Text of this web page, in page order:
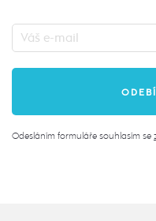
Odesláním formuláře souhlasím se